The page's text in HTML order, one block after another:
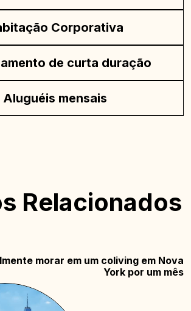
Corporativa
de curta duração
Aluguéis mensais
Relacionados
morar em um coliving em Nova
York por um mês